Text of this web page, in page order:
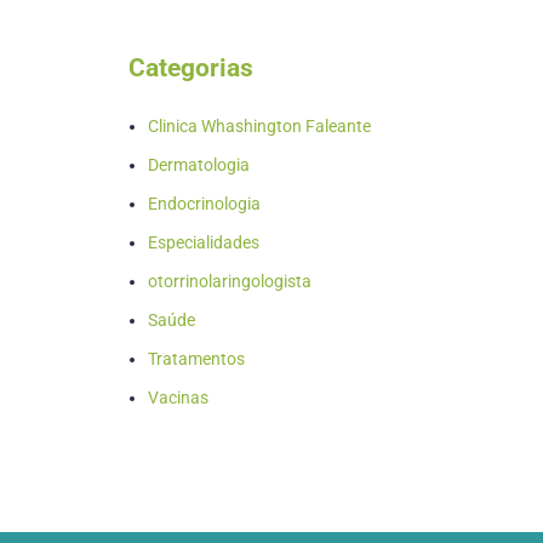
Categorias
Clinica Whashington Faleante
Dermatologia
Endocrinologia
Especialidades
otorrinolaringologista
Saúde
Tratamentos
Vacinas